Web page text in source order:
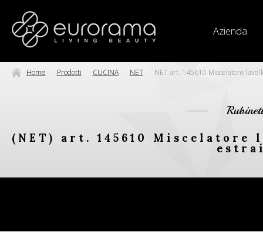
Azienda
Home Prodotti CUCINA NET NET art. 145610 Miscelatore
(NET) art. 145610